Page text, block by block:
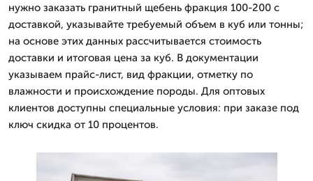
нужно заказать гранитный щебень фракция 100-200 с
доставкой, указывайте требуемый объем в куб или тонны;
на основе этих данных рассчитывается стоимость
доставки и итоговая цена за куб. В документации
указываем прайс-лист, вид фракции, отметку по
влажности и происхождение породы. Для оптовых
клиентов доступны специальные условия: при заказе под
ключ скидка от 10 процентов.